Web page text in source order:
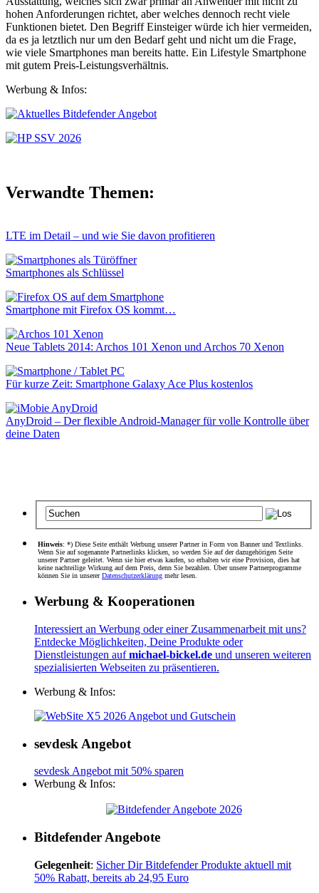
hohen Anforderungen richtet, aber welches dennoch recht viele
Funktionen bietet. Den Begriff Einsteiger würde ich hier vermeiden,
da es ja letztlich nur um den Bedarf geht und nicht um die Frage,
wie viele Smartphones man bereits hatte. Ein Lifestyle Smartphone
mit gutem Preis-Leistungsverhältnis.
Werbung & Infos:
Verwandte Themen:
LTE im Detail – und wie Sie davon profitieren
Smartphones als Schlüssel
Smartphone mit Firefox OS kommt…
Neue Tablets 2014: Archos 101 Xenon und Archos 70 Xenon
Für kurze Zeit: Smartphone Galaxy Ace Plus kostenlos
AnyDroid – Der flexible Android-Manager für volle Kontrolle über
deine Daten
Hinweis: *) Diese Seite enthält Werbung unserer Partner in Form von Banner und Textlinks.
Wenn Sie auf sogenannte Partnerlinks klicken, so werden Sie auf der dazugehörigen Seite
unserer Partner geleitet. Wenn sie hier etwas kaufen, so erhalten wir eine Provision, dies hat
keine nachteilige Wirkung auf dem Preis, denn Sie bezahlen. Über unsere Partnerprogramme
können Sie in unsererDatenschutzerklärung mehr lesen.
Werbung & Kooperationen
Interessiert an Werbung oder einer Zusammenarbeit mit uns?
Entdecke Möglichkeiten, Deine Produkte oder
Dienstleistungen aufmichael-bickel.de und unseren weiteren
spezialisierten Webseiten zu präsentieren.
Werbung & Infos:
sevdesk Angebot
sevdesk Angebot mit 50% sparen
Werbung & Infos:
Bitdefender Angebote
Gelegenheit: Sicher Dir Bitdefender Produkte aktuell mit
50% Rabatt, bereits ab 24,95 Euro